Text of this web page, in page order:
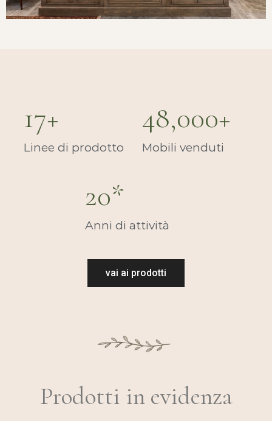
17+
Linee di prodotto​
48,000+
Mobili venduti​
20*
Anni di attività​
vai ai prodotti
Prodotti in evidenza